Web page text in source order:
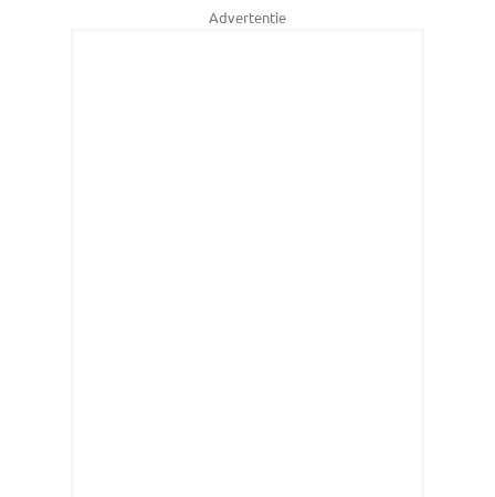
Advertentie